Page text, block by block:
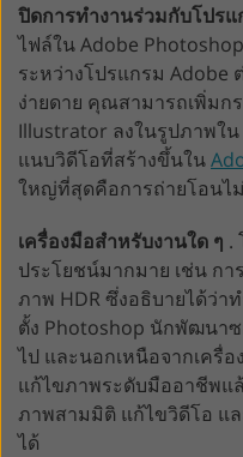
ปิดการทำงานร่วมกับโปร
ไฟล์ใน Adobe
ระหว่างโปรแกรม Adobe
ง่ายดาย คุณสามารถเพิ่มก
Illustrator ลงในรูปภาพใ
แนบวิดีโอที่สร้างขึ้นใน
ใหญ่ที่สุดคือการถ่ายโอนไ
เครื่องมือสำหรับงานใด ๆ .
ประโยชน์มากมาย เช่น ก
ภาพ HDR ซึ่งอธิบายได้ว่า
ตั้ง Photoshop นักพัฒนา
ไป และนอกเหนือจากเครื่
แก้ไขภาพระดับมืออาชีพแ
ภาพสามมิติ แก้ไขวิดีโอ แ
ได้